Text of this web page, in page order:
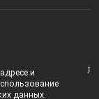
и
данных.